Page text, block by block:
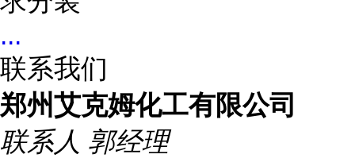
...
联系我们
郑州艾克姆化工有限公司
联系人 郭经理